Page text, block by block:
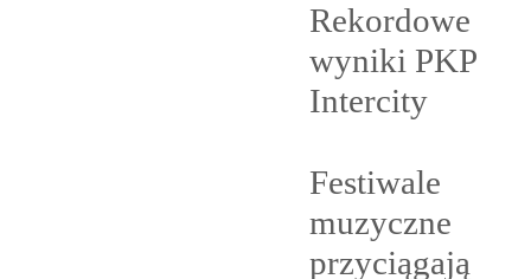
Rekordowe
wyniki PKP
Intercity
Festiwale
muzyczne
przyciągają